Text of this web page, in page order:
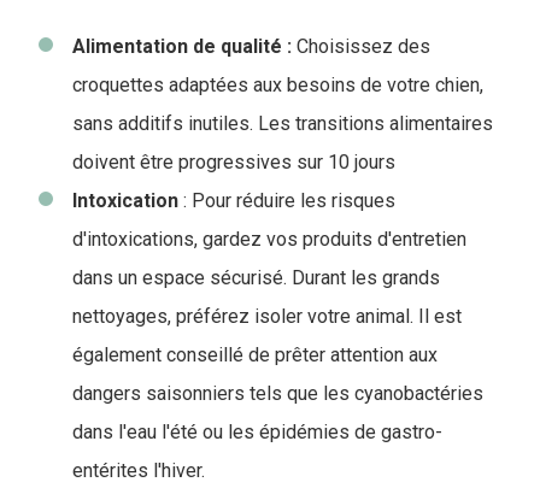
Alimentation de qualité : Choisissez des
croquettes adaptées aux besoins de votre chien,
sans additifs inutiles. Les transitions alimentaires
doivent être progressives sur 10 jours
Intoxication : Pour réduire les risques
d'intoxications, gardez vos produits d'entretien
dans un espace sécurisé. Durant les grands
nettoyages, préférez isoler votre animal. Il est
également conseillé de prêter attention aux
dangers saisonniers tels que les cyanobactéries
dans l'eau l'été ou les épidémies de gastro-
entérites l'hiver.